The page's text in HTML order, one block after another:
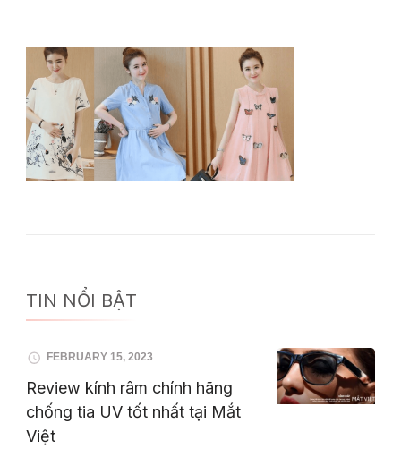
TIN NỔI BẬT
FEBRUARY 15, 2023
Review kính râm chính hãng
chống tia UV tốt nhất tại Mắt
Việt